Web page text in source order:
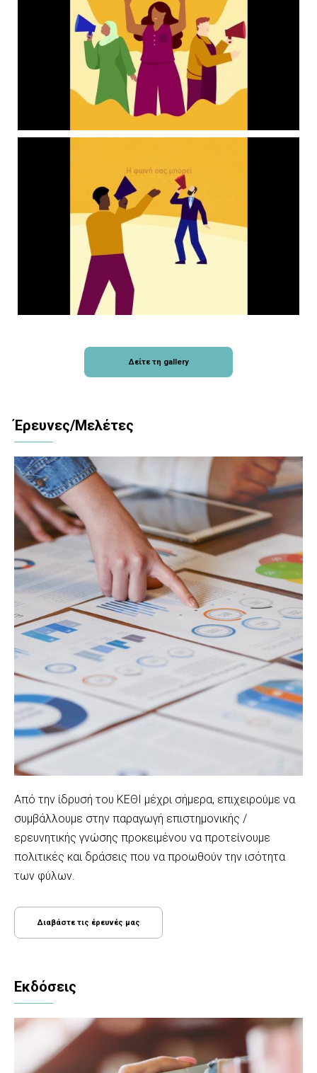
Δείτε τη gallery
Έρευνες/Μελέτες
Aπό την ίδρυσή του ΚΕΘΙ μέχρι σήμερα, επιχειρούμε να
συμβάλλουμε στην παραγωγή επιστημονικής /
ερευνητικής γνώσης προκειμένου να προτείνουμε
πολιτικές και δράσεις που να προωθούν την ισότητα
των φύλων.
Διαβάστε τις έρευνές μας
Εκδόσεις